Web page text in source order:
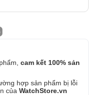
cam kết 100% sản
hợp sản phẩm bị lỗi
của WatchStore.vn